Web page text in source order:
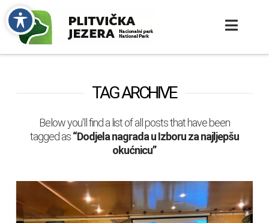
TAG ARCHIVE
Below you'll find a list of all posts that have been
tagged as“Dodjela nagrada u Izboru za najljepšu
okućnicu”